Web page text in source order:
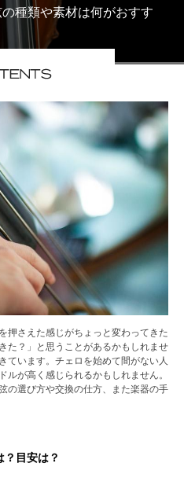
種類や素材は何がおすす
さえた感じがちょっと変わってきた
た？」と思うことがあるかもしれませ
ています。チェロを始めて間がない人
が高く感じられるかもしれません。
の選び方や交換の仕方、また楽器の手
？目安は？